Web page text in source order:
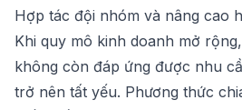
Hợp tác đội nhóm và nâng cao
Khi quy mô kinh doanh mở
không còn đáp ứng được nhu
trở nên tất yếu. Phương thức